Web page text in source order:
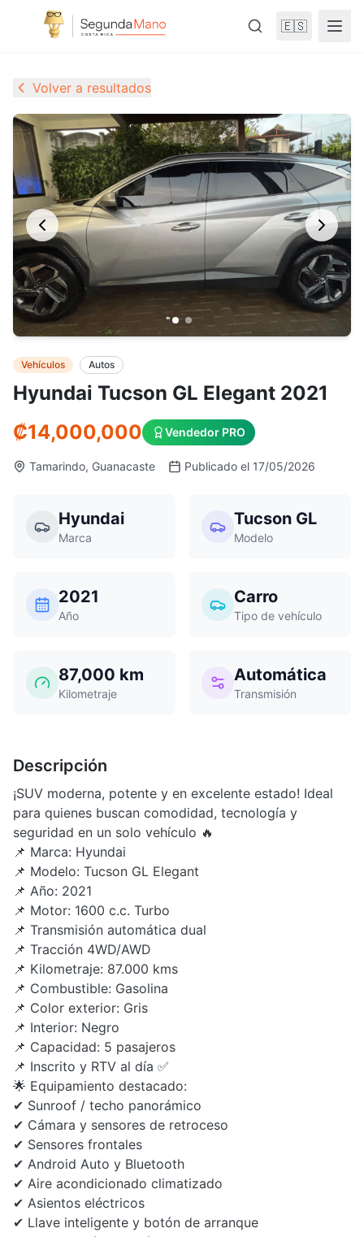
🇪🇸
Volver a resultados
Hyundai Tucson GL Elegant 2021
Vehículos Autos
₡14,000,000 Vendedor PRO
Tamarindo, Guanacaste Publicado el 17/05/2026
Hyundai
Marca
Tucson GL
Modelo
2021
Año
Carro
Tipo de vehículo
87,000 km
Kilometraje
Automática
Transmisión
Descripción
¡SUV moderna, potente y en excelente estado! Ideal
para quienes buscan comodidad, tecnología y
seguridad en un solo vehículo 🔥
📌 Marca: Hyundai
📌 Modelo: Tucson GL Elegant
📌 Año: 2021
📌 Motor: 1600 c.c. Turbo
📌 Transmisión automática dual
📌 Tracción 4WD/AWD
📌 Kilometraje: 87.000 kms
📌 Combustible: Gasolina
📌 Color exterior: Gris
📌 Interior: Negro
📌 Capacidad: 5 pasajeros
📌 Inscrito y RTV al día ✅
🌟 Equipamiento destacado:
✔ Sunroof / techo panorámico
✔ Cámara y sensores de retroceso
✔ Sensores frontales
✔ Android Auto y Bluetooth
✔ Aire acondicionado climatizado
✔ Asientos eléctricos
✔ Llave inteligente y botón de arranque